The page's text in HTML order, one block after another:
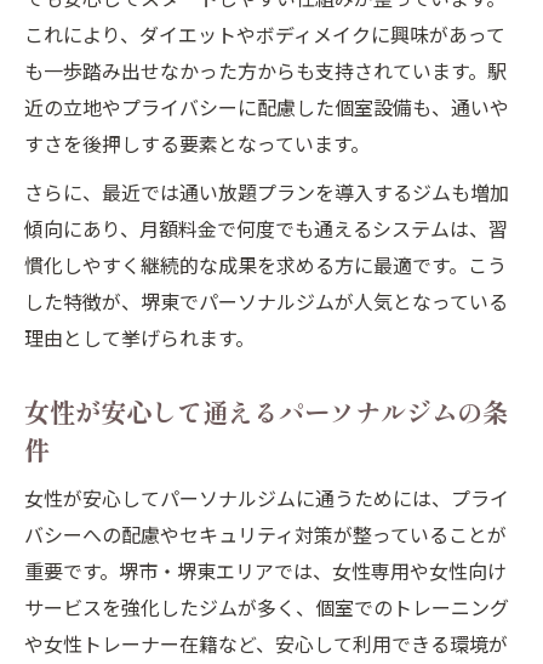
これにより、ダイエットやボディメイクに興味があって
も一歩踏み出せなかった方からも支持されています。駅
近の立地やプライバシーに配慮した個室設備も、通いや
すさを後押しする要素となっています。
さらに、最近では通い放題プランを導入するジムも増加
傾向にあり、月額料金で何度でも通えるシステムは、習
慣化しやすく継続的な成果を求める方に最適です。こう
した特徴が、堺東でパーソナルジムが人気となっている
理由として挙げられます。
女性が安心して通えるパーソナルジムの条
件
女性が安心してパーソナルジムに通うためには、プライ
バシーへの配慮やセキュリティ対策が整っていることが
重要です。堺市・堺東エリアでは、女性専用や女性向け
サービスを強化したジムが多く、個室でのトレーニング
や女性トレーナー在籍など、安心して利用できる環境が